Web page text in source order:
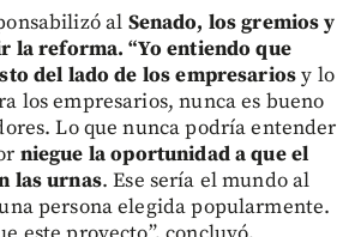
al Senado, los gremios y
la reforma. “Yo entiendo que
del lado de los empresariosy lo
los empresarios, nunca es bueno
Lo que nunca podría entender
niegue la oportunidad a que el
las urnas. Ese sería el mundo al
persona elegida popularmente.